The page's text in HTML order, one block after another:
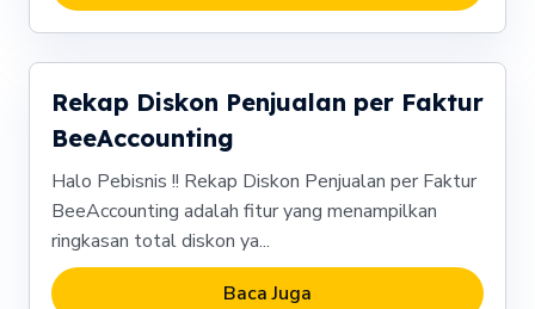
Rekap Diskon Penjualan per Faktur
BeeAccounting
Halo Pebisnis !! Rekap Diskon Penjualan per Faktur
BeeAccounting adalah fitur yang menampilkan
ringkasan total diskon ya...
Baca Juga